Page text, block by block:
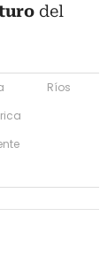
del
Ríos